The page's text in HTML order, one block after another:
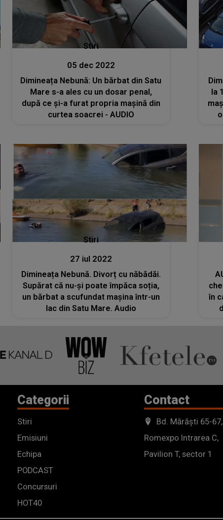
Stiri
05 dec 2022
Dimineața Nebună: Un bărbat din Satu
Mare s-a ales cu un dosar penal,
după ce și-a furat propria mașină din
curtea soacrei - AUDIO
la
Stiri
27 iul 2022
Dimineața Nebună. Divorț cu năbădăi.
Supărat că nu-și poate împăca soția,
un bărbat a scufundat mașina într-un
lac din Satu Mare. Audio
în
Categorii
Stiri
Emisiuni
Echipa
PODCAST
Concursuri
HOT40
Contact
Bd. Mărăști 65-67,
Romexpo Intrarea C,
Pavilion T, sector 1